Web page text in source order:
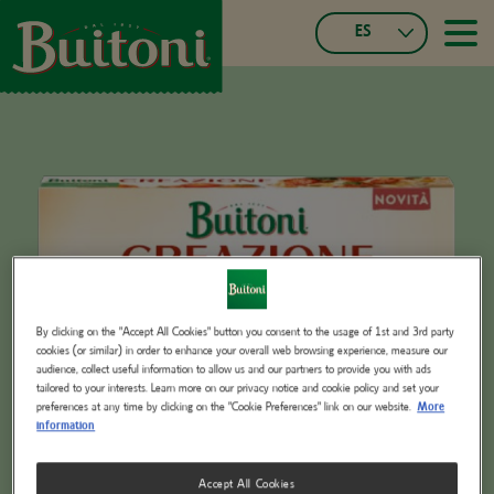
contenido
principal
Main
ES
Español
Portugal
German,
Switzerland
≡
By clicking on the "Accept All Cookies" button you consent to the usage of 1st and 3rd party
cookies (or similar) in order to enhance your overall web browsing experience, measure our
audience, collect useful information to allow us and our partners to provide you with ads
tailored to your interests. Learn more on our privacy notice and cookie policy and set your
preferences at any time by clicking on the "Cookie Preferences" link on our website. More
information
Accept All Cookies